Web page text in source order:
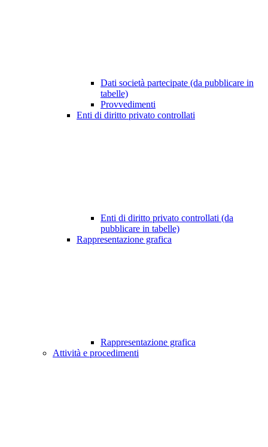
Dati società partecipate (da pubblicare in
tabelle)
Provvedimenti
Enti di diritto privato controllati
Enti di diritto privato controllati (da
pubblicare in tabelle)
Rappresentazione grafica
Rappresentazione grafica
Attività e procedimenti